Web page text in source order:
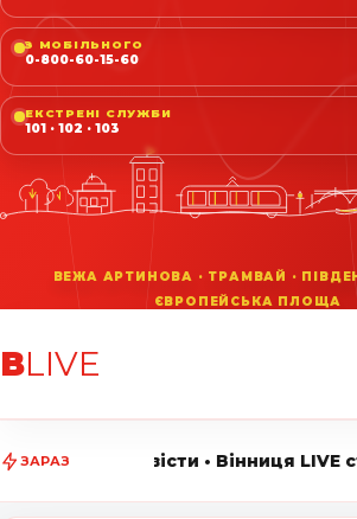
З МОБІЛЬНОГО
0-800-60-15-60
ЕКСТРЕНІ СЛУЖБИ
101 · 102 · 103
ВLIVE
ЗАРАЗ LIVE стежить за